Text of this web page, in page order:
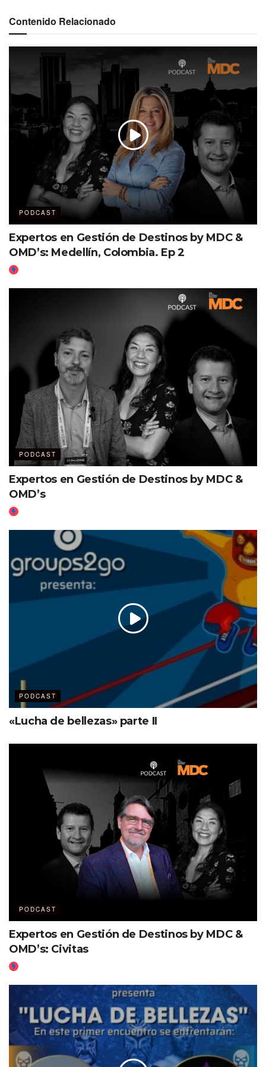
directora General de este organismo.
dedicado a los profesionales en el marketing de destinos
MICE y turísticos. ConducenJulio Valdés y Anahí
Etiquetas: Aracely Torres Celaya Destacados
Contenido Relacionado
PODCAST
Expertos en Gestión de Destinos by MDC &
OMD’s: Medellín, Colombia. Ep 2
PODCAST
Expertos en Gestión de Destinos by MDC &
OMD’s
PODCAST
«Lucha de bellezas» parte II
PODCAST
Expertos en Gestión de Destinos by MDC &
OMD’s: Civitas